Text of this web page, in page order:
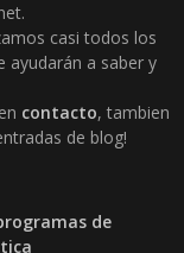
casi todos los
ayudarán a saber y
contacto, tambien
de blog!
de